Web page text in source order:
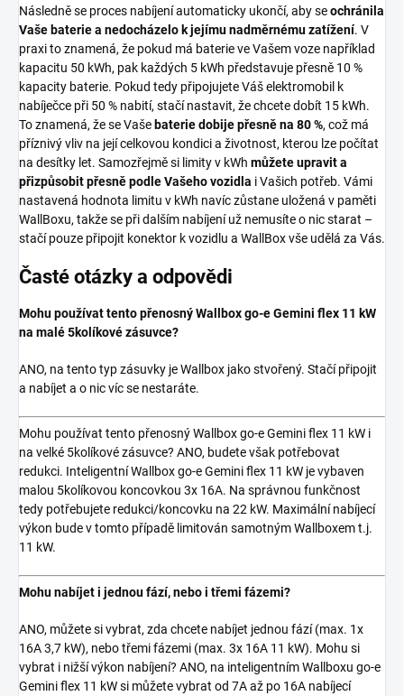
Následně se proces nabíjení automaticky ukončí, aby seochránila
Vaše baterie a nedocházelo k jejímu nadměrnému zatížení. V
praxi to znamená, že pokud má baterie ve Vašem voze například
kapacitu 50 kWh, pak každých 5 kWh představuje přesně 10 %
kapacity baterie. Pokud tedy připojujete Váš elektromobil k
nabíječce při 50 % nabití, stačí nastavit, že chcete dobít 15 kWh.
To znamená, že se Vašebaterie dobije přesně na 80 %, což má
příznivý vliv na její celkovou kondici a životnost, kterou lze počítat
na desítky let. Samozřejmě si limity v kWh můžete upravit a
přizpůsobit přesně podle Vašeho vozidla i Vašich potřeb. Vámi
nastavená hodnota limitu v kWh navíc zůstane uložená v paměti
WallBoxu, takže se při dalším nabíjení už nemusíte o nic starat –
stačí pouze připojit konektor k vozidlu a WallBox vše udělá za Vás.
Časté otázky a odpovědi
Mohu používat tento přenosný Wallbox go-e Gemini flex 11 kW
na malé 5kolíkové zásuvce?
ANO, na tento typ zásuvky je Wallbox jako stvořený. Stačí připojit
a nabíjet a o nic víc se nestaráte.
Mohu používat tento přenosný Wallbox go-e Gemini flex 11 kW i
na velké 5kolíkové zásuvce? ANO, budete však potřebovat
redukci. Inteligentní Wallbox go-e Gemini flex 11 kW je vybaven
malou 5kolíkovou koncovkou 3x 16A. Na správnou funkčnost
tedy potřebujete redukci/koncovku na 22 kW. Maximální nabíjecí
výkon bude v tomto případě limitován samotným Wallboxem t.j.
11 kW.
Mohu nabíjet i jednou fází, nebo i třemi fázemi?
ANO, můžete si vybrat, zda chcete nabíjet jednou fází (max. 1x
16A 3,7 kW), nebo třemi fázemi (max. 3x 16A 11 kW). Mohu si
vybrat i nižší výkon nabíjení? ANO, na inteligentním Wallboxu go-e
Gemini flex 11 kW si můžete vybrat od 7A až po 16A nabíjecí